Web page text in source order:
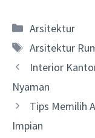
Categories
Arsitektur
Tags
Arsitektur
Interior
Nyaman
Tips Memilih
Impian